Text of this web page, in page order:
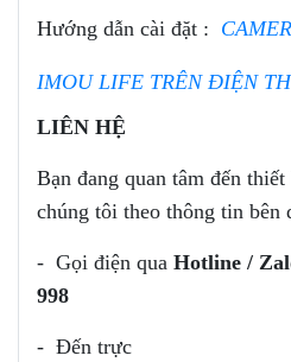
Hướng dẫn cài đặt :
IMOU LIFE TRÊN ĐIỆN
LIÊN HỆ
Bạn đang quan tâm đến thiết
chúng tôi theo thông tin bên
- Gọi điện qua Hotline /
998
- Đến trực